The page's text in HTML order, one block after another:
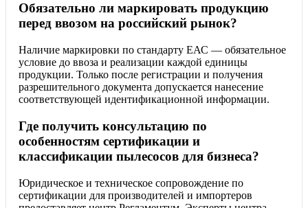
Обязательно ли маркировать продукцию
перед ввозом на российский рынок?
Наличие маркировки по стандарту ЕАС — обязательное
условие до ввоза и реализации каждой единицы
продукции. Только после регистрации и получения
разрешительного документа допускается нанесение
соответствующей идентификационной информации.
Где получить консультацию по
особенностям сертификации и
классификации пылесосов для бизнеса?
Юридическое и техническое сопровождение по
сертификации для производителей и импортеров